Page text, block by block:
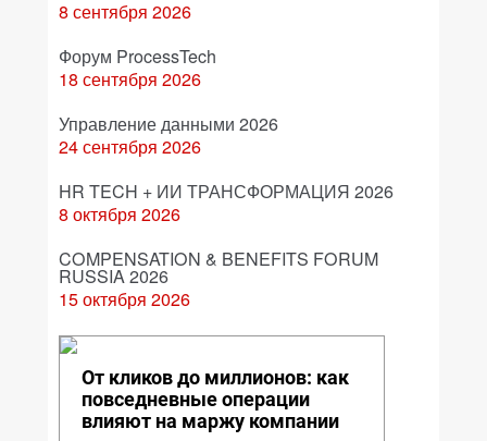
8 сентября 2026
Форум ProcessTech
18 сентября 2026
Управление данными 2026
24 сентября 2026
HR TECH + ИИ ТРАНСФОРМАЦИЯ 2026
8 октября 2026
COMPENSATION & BENEFITS FORUM
RUSSIA 2026
15 октября 2026
От кликов до миллионов: как
повседневные операции
влияют на маржу компании